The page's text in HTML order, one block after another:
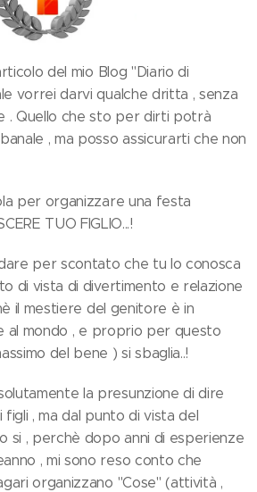
del mio Blog "Diario di
vorrei darvi qualche dritta , senza
. Quello che sto per dirti potrà
, ma posso assicurarti che non
per organizzare una festa
TUO FIGLIO...!
per scontato che tu lo conosca
di vista di divertimento e relazione
il mestiere del genitore è in
al mondo , e proprio per questo
del bene ) si sbaglia..!
la presunzione di dire
, ma dal punto di vista del
si , perchè dopo anni di esperienze
, mi sono reso conto che
organizzano "Cose" (attività ,